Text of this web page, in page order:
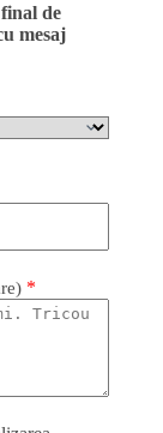
de
mesaj
*